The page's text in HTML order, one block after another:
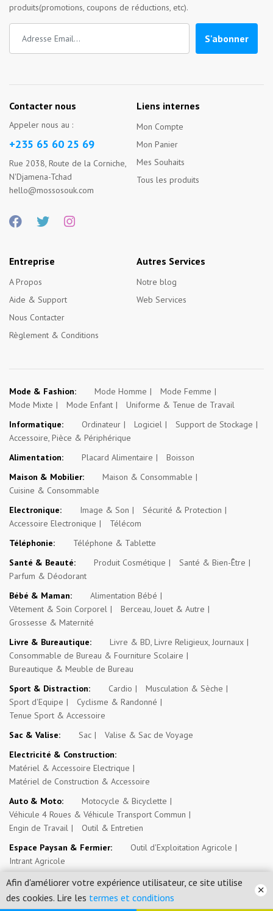
Afin d'améliorer votre expérience utilisateur, ce site utilise
des cookies. Lire les termes et conditions
produits(promotions, coupons de réductions, etc).
S'abonner
Contacter nous
Appeler nous au :
+235 65 60 25 69
Rue 2038, Route de la Corniche,
N'Djamena-Tchad
hello@mossosouk.com
Liens internes
Mon Compte
Mon Panier
Mes Souhaits
Tous les produits
Entreprise
A Propos
Aide & Support
Nous Contacter
Règlement & Conditions
Autres Services
Notre blog
Web Services
Mode & Fashion: Mode Homme
Mode Femme
Mode Mixte
Mode Enfant
Uniforme & Tenue de Travail
Informatique:
Ordinateur Logiciel
Support de Stockage
Accessoire, Pièce & Périphérique
Alimentation:
Placard Alimentaire
Boisson
Maison & Mobilier:
Maison & Consommable
Cuisine & Consommable
Electronique:
Image & Son
Sécurité & Protection
Accessoire Electronique
Télécom
Téléphonie:
Téléphone & Tablette
Santé & Beauté:
Produit Cosmétique
Santé & Bien-Être
Parfum & Déodorant
Bébé & Maman:
Alimentation Bébé
Vêtement & Soin Corporel
Berceau, Jouet & Autre
Grossesse & Maternité
Livre & Bureautique:
Livre & BD, Livre Religieux, Journaux
Consommable de Bureau & Fourniture Scolaire
Bureautique & Meuble de Bureau
Sport & Distraction:
Cardio
Musculation & Sèche
Sport d'Equipe
Cyclisme & Randonné
Tenue Sport & Accessoire
Sac & Valise:
Sac
Valise & Sac de Voyage
Electricité & Construction:
Matériel & Accessoire Electrique
Matériel de Construction & Accessoire
Auto & Moto:
Motocycle & Bicyclette
Véhicule 4 Roues & Véhicule Transport Commun
Engin de Travail
Outil & Entretien
Espace Paysan & Fermier:
Outil d'Exploitation Agricole
Intrant Agricole
Evénement, Opportunité & Autres Annonces:
Evénement
Emploi, Stage & Bourse
Immobilier